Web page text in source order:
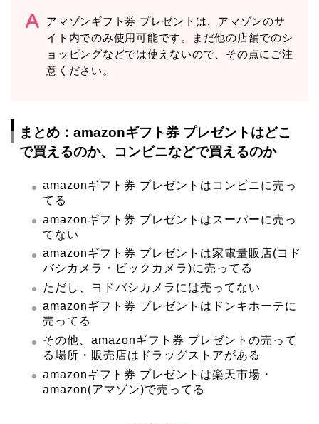
アマゾンギフト券 プレゼントは、アマゾンのサ
イト内でのみ使用可能です。まだ他の店舗でのシ
ョッピングなどでは使えないので、その点にご注
意ください。
まとめ：amazonギフト券 プレゼントはどこ
で買えるのか、コンビニなどで買えるのか
amazonギフト券 プレゼントはコンビニに売っ
てる
amazonギフト券 プレゼントはスーパーに売っ
てない
amazonギフト券 プレゼントは家電量販店(ヨド
バシカメラ・ビックカメラ)に売ってる
ただし、ヨドバシカメラには売ってない
amazonギフト券 プレゼントはドンキホーテに
売ってる
その他、amazonギフト券 プレゼントの売って
る場所・販売店はドラッグストアがある
amazonギフト券 プレゼントは楽天市場・
amazon(アマゾン)で売ってる